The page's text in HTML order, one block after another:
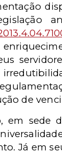
de
sede
Já em